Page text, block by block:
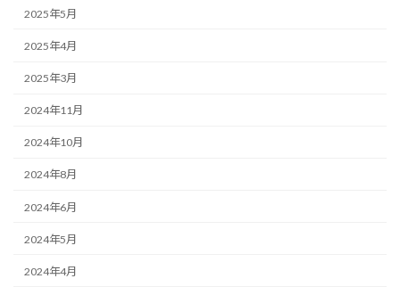
2025年5月
2025年4月
2025年3月
2024年11月
2024年10月
2024年8月
2024年6月
2024年5月
2024年4月